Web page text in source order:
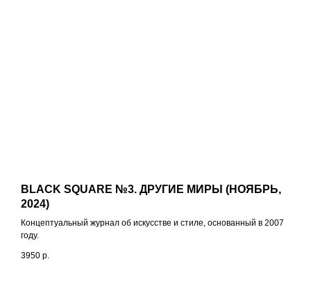
BLACK SQUARE №3. ДРУГИЕ МИРЫ (НОЯБРЬ,
2024)
Концептуальный журнал об искусстве и стиле, основанный в 2007
году.
3950 р.